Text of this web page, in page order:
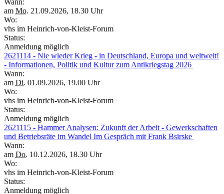
Wann:
am Mo. 21.09.2026, 18.30 Uhr
Wo:
vhs im Heinrich-von-Kleist-Forum
Status:
Anmeldung möglich
2621114 - Nie wieder Krieg - in Deutschland, Europa und weltweit!
- Informationen, Politik und Kultur zum Antikriegstag 2026
Wann:
am Di. 01.09.2026, 19.00 Uhr
Wo:
vhs im Heinrich-von-Kleist-Forum
Status:
Anmeldung möglich
2621115 - Hammer Analysen: Zukunft der Arbeit - Gewerkschaften
und Betriebsräte im Wandel Im Gespräch mit Frank Bsirske
Wann:
am Do. 10.12.2026, 18.30 Uhr
Wo:
vhs im Heinrich-von-Kleist-Forum
Status:
Anmeldung möglich